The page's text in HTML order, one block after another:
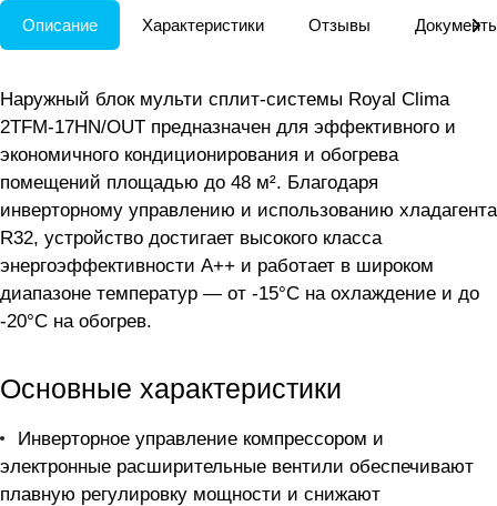
Описание Характеристики Отзывы
Наружный блок мульти сплит-системы Royal Clima
2TFM-17HN/OUT предназначен для эффективного и
экономичного кондиционирования и обогрева
помещений площадью до 48 м². Благодаря
инверторному управлению и использованию хладагента
R32, устройство достигает высокого класса
энергоэффективности A++ и работает в широком
диапазоне температур — от -15°С на охлаждение и до
-20°С на обогрев.
Основные характеристики
Инверторное управление компрессором и
электронные расширительные вентили обеспечивают
плавную регулировку мощности и снижают